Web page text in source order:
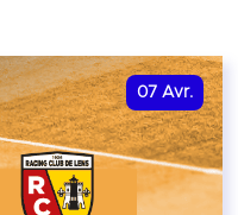
07 Avr.